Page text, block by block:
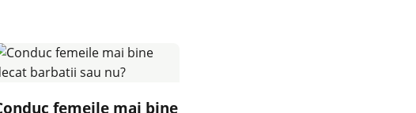
femeile mai bine